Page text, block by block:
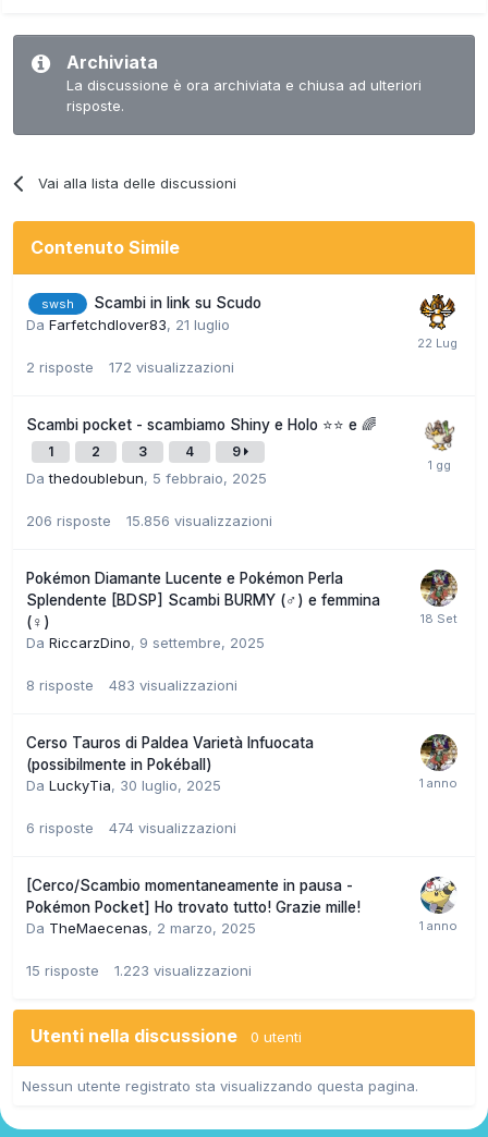
Archiviata
La discussione è ora archiviata e chiusa ad ulteriori
risposte.
Vai alla lista delle discussioni
Contenuto Simile
swsh
Scambi in link su Scudo
Da Farfetchdlover83, 21 luglio
2 risposte 172 visualizzazioni
Scambi pocket - scambiamo Shiny e Holo ⭐⭐ e 🌈
1 2 3 4 9
Dathedoublebun, 5 febbraio, 2025
206 risposte 15.856 visualizzazioni
Pokémon Diamante Lucente e Pokémon Perla
Splendente [BDSP] Scambi BURMY (♂) e femmina
(♀)
Da RiccarzDino, 9 settembre, 2025
8 risposte 483 visualizzazioni
Cerso Tauros di Paldea Varietà Infuocata
(possibilmente in Pokéball)
Da LuckyTia, 30 luglio, 2025
6 risposte 474 visualizzazioni
[Cerco/Scambio momentaneamente in pausa -
Pokémon Pocket] Ho trovato tutto! Grazie mille!
Da TheMaecenas, 2 marzo, 2025
15 risposte 1.223 visualizzazioni
Utenti nella discussione 0 utenti
Nessun utente registrato sta visualizzando questa pagina.